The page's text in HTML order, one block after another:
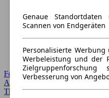
Forum Startseite
Alle Auto-Foren
Themen-Forum
Genaue
Scannen von Endgeräten
Personalisierte
Werbeleistung und der
Verbesserung von